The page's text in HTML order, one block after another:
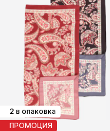
2 в опаковка
ПРОМОЦИЯ